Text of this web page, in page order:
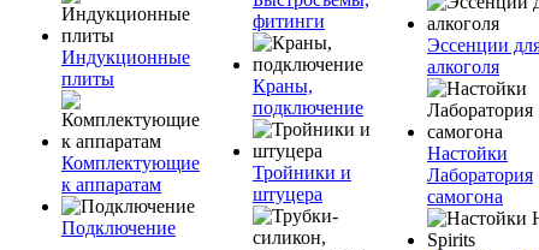
Индукционные
плиты
Комплектующие
к аппаратам
Подключение
фитинги
Краны,
подключение
Тройники и
штуцера
Эссенции
алкоголя
Настойки
Лаборатория
самогона